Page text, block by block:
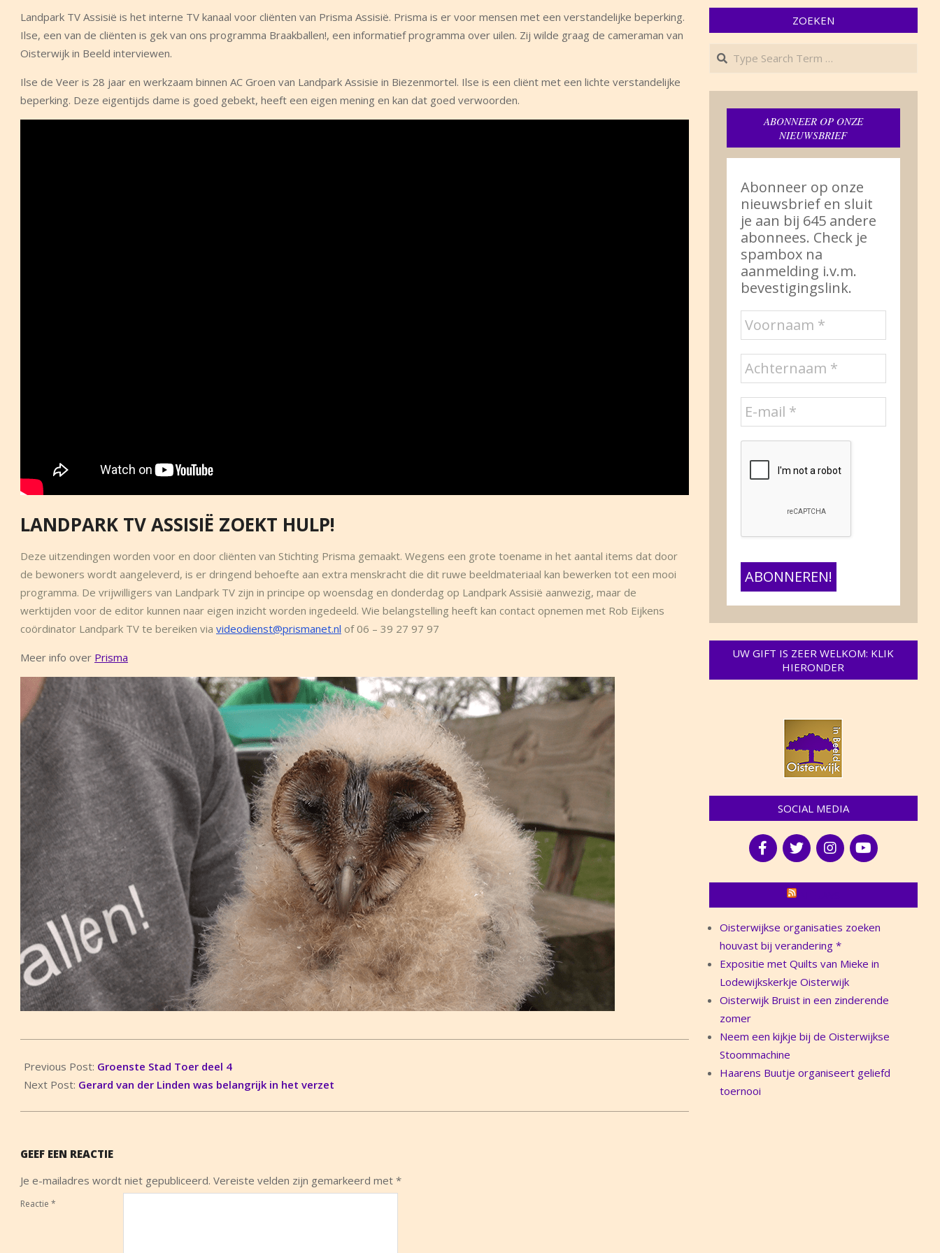
Landpark TV Assisië is het interne TV kanaal voor cliënten van Prisma Assisië. Prisma is er voor mensen met een verstandelijke beperking.
Ilse, een van de cliënten is gek van ons programma Braakballen!, een informatief programma over uilen. Zij wilde graag de cameraman van
Oisterwijk in Beeld interviewen.
Ilse de Veer is 28 jaar en werkzaam binnen AC Groen van Landpark Assisie in Biezenmortel. Ilse is een cliënt met een lichte verstandelijke
beperking. Deze eigentijds dame is goed gebekt, heeft een eigen mening en kan dat goed verwoorden.
LANDPARK TV ASSISIË ZOEKT HULP!
Deze uitzendingen worden voor en door cliënten van Stichting Prisma gemaakt. Wegens een grote toename in het aantal items dat door
de bewoners wordt aangeleverd, is er dringend behoefte aan extra menskracht die dit ruwe beeldmateriaal kan bewerken tot een mooi
programma. De vrijwilligers van Landpark TV zijn in principe op woensdag en donderdag op Landpark Assisië aanwezig, maar de
werktijden voor de editor kunnen naar eigen inzicht worden ingedeeld. Wie belangstelling heeft kan contact opnemen met Rob Eijkens
coördinator Landpark TV te bereiken via videodienst@prismanet.nl of 06 – 39 27 97 97
Meer info over Prisma
09-
10
Previous Post: Groenste Stad Toer deel 4
Next Post: Gerard van der Linden was belangrijk in het verzet
GEEF EEN REACTIE
Je e-mailadres wordt niet gepubliceerd. Vereiste velden zijn gemarkeerd met *
Reactie *
ZOEKEN
Search
ABONNEER OP ONZE
NIEUWSBRIEF
Abonneer op onze
nieuwsbrief en sluit
je aan bij 645 andere
abonnees. Check je
spambox na
aanmelding i.v.m.
bevestigingslink.
UW GIFT IS ZEER WELKOM: KLIK
HIERONDER
SOCIAL MEDIA
Oisterwijkse organisaties zoeken
houvast bij verandering *
Expositie met Quilts van Mieke in
Lodewijkskerkje Oisterwijk
Oisterwijk Bruist in een zinderende
zomer
Neem een kijkje bij de Oisterwijkse
Stoommachine
Haarens Buutje organiseert geliefd
toernooi